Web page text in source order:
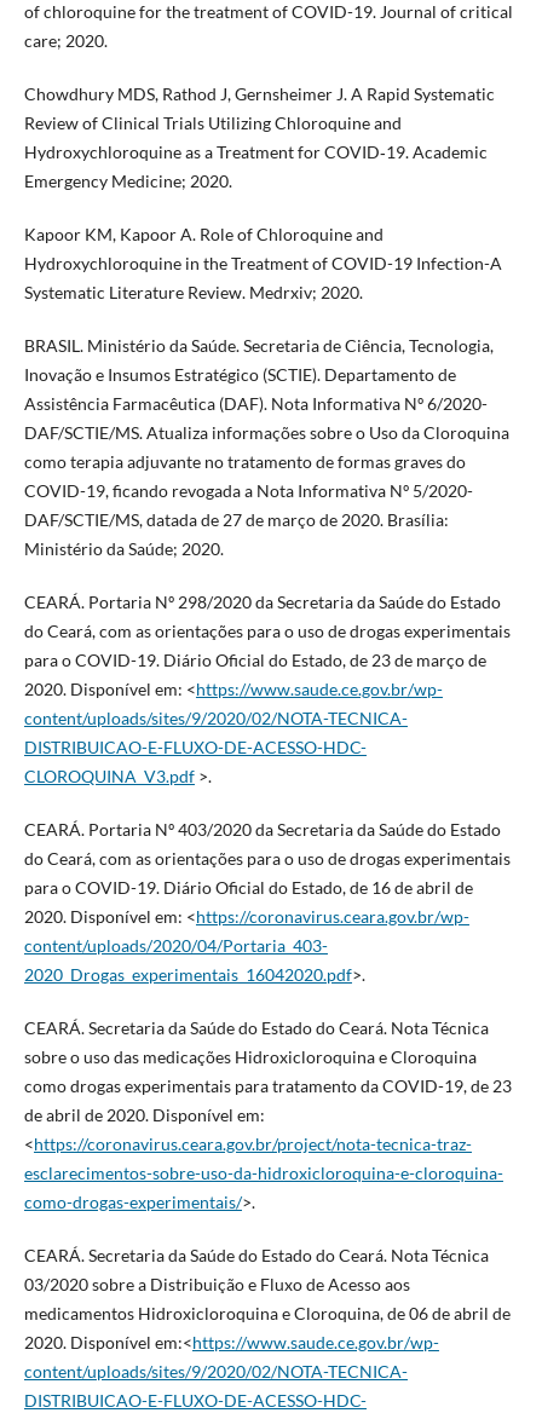
of chloroquine for the treatment of COVID-19. Journal of critical
care; 2020.
Chowdhury MDS, Rathod J, Gernsheimer J. A Rapid Systematic
Review of Clinical Trials Utilizing Chloroquine and
Hydroxychloroquine as a Treatment for COVID‐19. Academic
Emergency Medicine; 2020.
Kapoor KM, Kapoor A. Role of Chloroquine and
Hydroxychloroquine in the Treatment of COVID-19 Infection-A
Systematic Literature Review. Medrxiv; 2020.
BRASIL. Ministério da Saúde. Secretaria de Ciência, Tecnologia,
Inovação e Insumos Estratégico (SCTIE). Departamento de
Assistência Farmacêutica (DAF). Nota Informativa Nº 6/2020-
DAF/SCTIE/MS. Atualiza informações sobre o Uso da Cloroquina
como terapia adjuvante no tratamento de formas graves do
COVID-19, ficando revogada a Nota Informativa Nº 5/2020-
DAF/SCTIE/MS, datada de 27 de março de 2020. Brasília:
Ministério da Saúde; 2020.
CEARÁ. Portaria Nº 298/2020 da Secretaria da Saúde do Estado
do Ceará, com as orientações para o uso de drogas experimentais
para o COVID-19. Diário Oficial do Estado, de 23 de março de
2020. Disponível em: <https://www.saude.ce.gov.br/wp-
content/uploads/sites/9/2020/02/NOTA-TECNICA-
DISTRIBUICAO-E-FLUXO-DE-ACESSO-HDC-
CLOROQUINA_V3.pdf>.
CEARÁ. Portaria Nº 403/2020 da Secretaria da Saúde do Estado
do Ceará, com as orientações para o uso de drogas experimentais
para o COVID-19. Diário Oficial do Estado, de 16 de abril de
2020. Disponível em: <https://coronavirus.ceara.gov.br/wp-
content/uploads/2020/04/Portaria_403-
2020_Drogas_experimentais_16042020.pdf>.
CEARÁ. Secretaria da Saúde do Estado do Ceará. Nota Técnica
sobre o uso das medicações Hidroxicloroquina e Cloroquina
como drogas experimentais para tratamento da COVID-19, de 23
de abril de 2020. Disponível em:
<https://coronavirus.ceara.gov.br/project/nota-tecnica-traz-
esclarecimentos-sobre-uso-da-hidroxicloroquina-e-cloroquina-
como-drogas-experimentais/>.
CEARÁ. Secretaria da Saúde do Estado do Ceará. Nota Técnica
03/2020 sobre a Distribuição e Fluxo de Acesso aos
medicamentos Hidroxicloroquina e Cloroquina, de 06 de abril de
2020. Disponível em:<https://www.saude.ce.gov.br/wp-
content/uploads/sites/9/2020/02/NOTA-TECNICA-
DISTRIBUICAO-E-FLUXO-DE-ACESSO-HDC-